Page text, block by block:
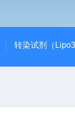
转染试剂（